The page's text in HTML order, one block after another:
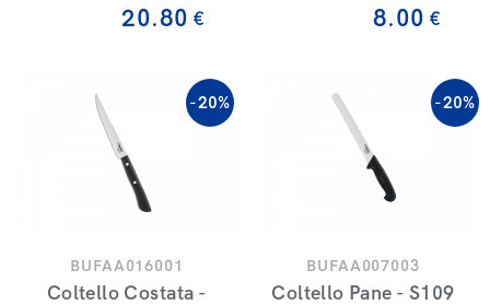
20.80 € 8.00 €
BUFAA016001
Coltello Costata -
-20%
BUFAA007003
Coltello Pane - S109
-20%